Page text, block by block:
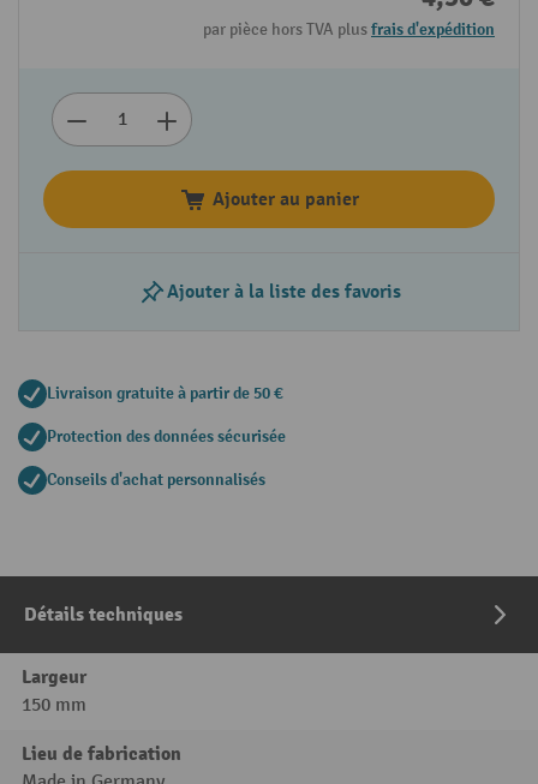
par pièce hors TVA plusfrais d'expédition
Ajouter au panier
Ajouter à la liste des favoris
Livraison gratuite à partir de 50 €
Protection des données sécurisée
Conseils d'achat personnalisés
Détails techniques
Largeur
150 mm
Lieu de fabrication